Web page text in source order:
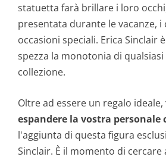
statuetta farà brillare i loro
presentata durante le vacanze,
occasioni speciali. Erica Sinclair
spezza la monotonia di
collezione.
Oltre ad essere un regalo
espandere la vostra personale
l'aggiunta di questa figura
Sinclair. È il momento di